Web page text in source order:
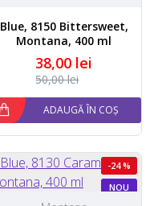
Blue, 8150 Bittersweet,
Montana, 400 ml
38,00 lei
50,00 lei
ADAUGĂ ÎN COȘ
NOU
-24 %